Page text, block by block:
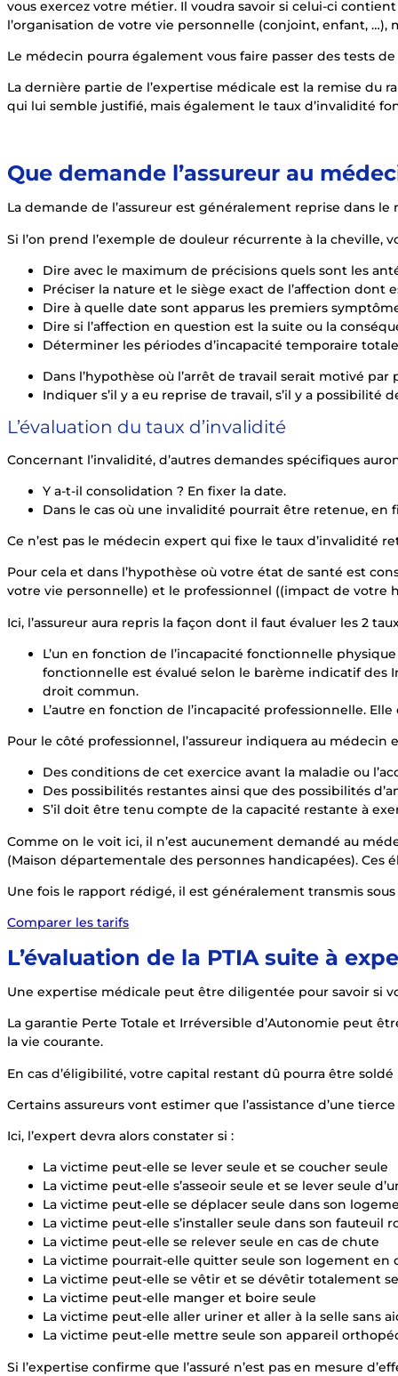
vous exercez votre métier. Il voudra savoir si celui-ci
l’organisation de votre vie personnelle (conjoint, enfant, …),
Le médecin pourra également vous faire passer des tests
La dernière partie de l’expertise médicale est la remise du
qui lui semble justifié, mais également le taux d’invalidité
Que demande l’assureur au
La demande de l’assureur est généralement reprise dans le
Si l’on prend l’exemple de douleur récurrente à la
Dire avec le maximum de précisions quels sont les
Préciser la nature et le siège exact de l’affection dont
Dire à quelle date sont apparus les premiers
Dire si l’affection en question est la suite ou la
Déterminer les périodes d’incapacité temporaire
Dans l’hypothèse où l’arrêt de travail serait motivé
Indiquer s’il y a eu reprise de travail, s’il y a
L’évaluation du taux d’invalidité
Concernant l’invalidité, d’autres demandes spécifiques
Y a-t-il consolidation ? En fixer la date.
Dans le cas où une invalidité pourrait être retenue, en
Ce n’est pas le médecin expert qui fixe le taux d’invalidité
Pour cela et dans l’hypothèse où votre état de santé est
votre vie personnelle) et le professionnel ((impact de votre
Ici, l’assureur aura repris la façon dont il faut évaluer les 2
L’un en fonction de l’incapacité fonctionnelle
fonctionnelle est évalué selon le barème indicatif des
droit commun.
L’autre en fonction de l’incapacité professionnelle.
Pour le côté professionnel, l’assureur indiquera au médecin
Des conditions de cet exercice avant la maladie ou
Des possibilités restantes ainsi que des possibilités
S’il doit être tenu compte de la capacité restante à
Comme on le voit ici, il n’est aucunement demandé au
(Maison départementale des personnes handicapées).
Une fois le rapport rédigé, il est généralement transmis sous
Comparer les tarifs
L’évaluation de la PTIA suite à
Une expertise médicale peut être diligentée pour savoir si
La garantie Perte Totale et Irréversible d’Autonomie peut
la vie courante.
En cas d’éligibilité, votre capital restant dû pourra être soldé
Certains assureurs vont estimer que l’assistance d’une
Ici, l’expert devra alors constater si :
La victime peut-elle se lever seule et se coucher seule
La victime peut-elle s’asseoir seule et se lever seule
La victime peut-elle se déplacer seule dans son
La victime peut-elle s’installer seule dans son fauteuil
La victime peut-elle se relever seule en cas de chute
La victime pourrait-elle quitter seule son logement en
La victime peut-elle se vêtir et se dévêtir totalement
La victime peut-elle manger et boire seule
La victime peut-elle aller uriner et aller à la selle sans
La victime peut-elle mettre seule son appareil
Si l’expertise confirme que l’assuré n’est pas en mesure